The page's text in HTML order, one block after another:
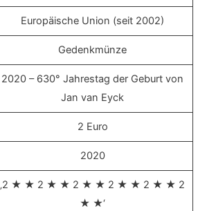
Europäische Union (seit 2002)
Gedenkmünze
2020 – 630° Jahrestag der Geburt von
Jan van Eyck
2 Euro
2020
‚2 ★ ★ 2 ★ ★ 2 ★ ★ 2 ★ ★ 2 ★ ★ 2
★ ★‘